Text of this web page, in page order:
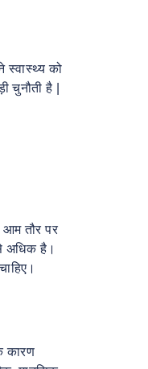
स्वास्थ्य को
चुनौती है |
तौर पर
अधिक है।
कारण